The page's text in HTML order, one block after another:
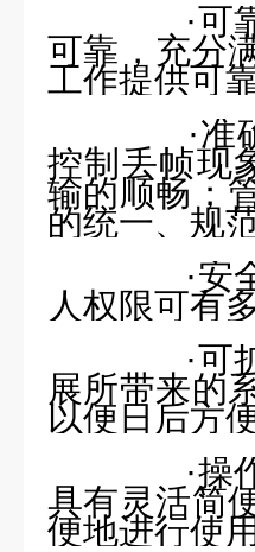
·可
可靠，充分
工作提供可
·准
控制丢帧现
输的顺畅；
的统一、规
·安
人权限可有
·可
展所带来的
以便日后方
·操
具有灵活简
便地进行使